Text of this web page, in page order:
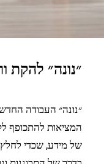
״נונה״ להקת
״נונה״ העבודה
המציאות להתכופף
של מידע, שכדי